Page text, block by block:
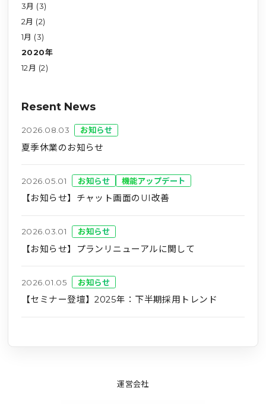
3月 (3)
2月 (2)
1月 (3)
2020年
12月 (2)
Resent News
2026.08.03 お知らせ
夏季休業のお知らせ
2026.05.01 お知らせ 機能アップデート
【お知らせ】チャット画面のUI改善
2026.03.01 お知らせ
【お知らせ】プランリニューアルに関して
2026.01.05 お知らせ
【セミナー登壇】2025年：下半期採用トレンド
運営会社